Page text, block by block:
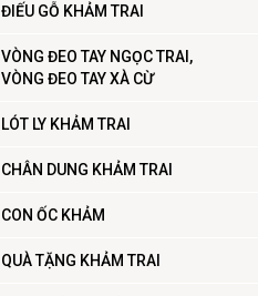
ĐIẾU GỖ KHẢM TRAI
VÒNG ĐEO TAY NGỌC TRAI,
VÒNG ĐEO TAY XÀ CỪ
LÓT LY KHẢM TRAI
CHÂN DUNG KHẢM TRAI
CON ỐC KHẢM
QUÀ TẶNG KHẢM TRAI